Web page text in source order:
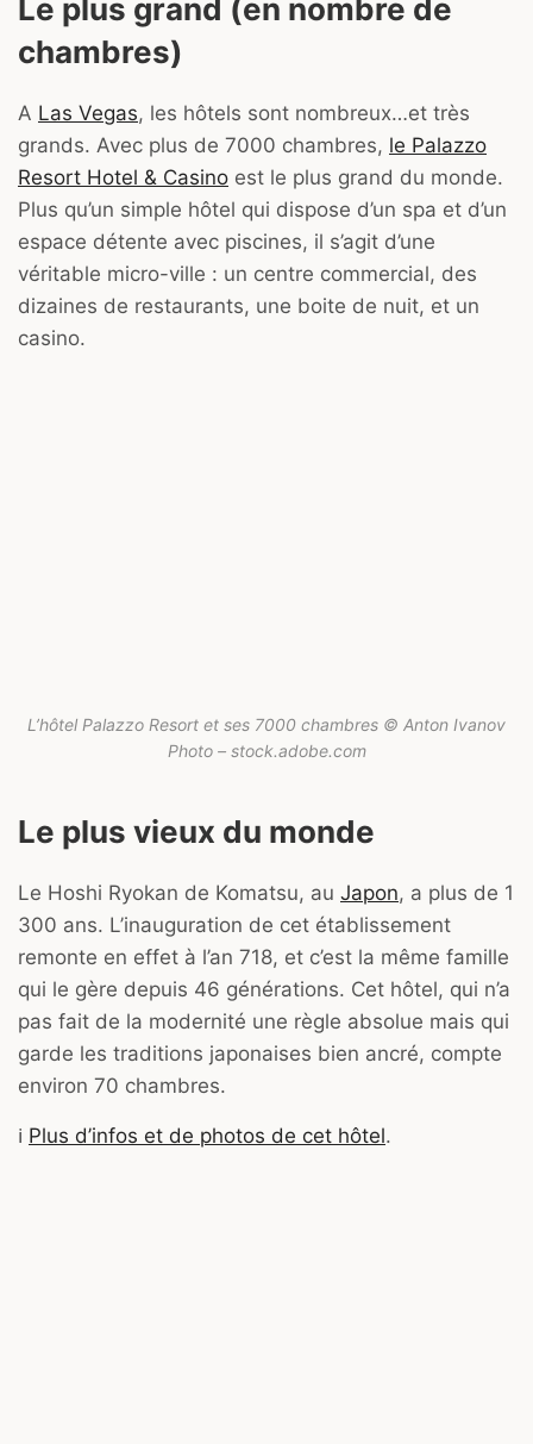
Le plus grand (en nombre de
chambres)
A Las Vegas, les hôtels sont nombreux…et très
grands. Avec plus de 7000 chambres, le Palazzo
Resort Hotel & Casino est le plus grand du monde.
Plus qu’un simple hôtel qui dispose d’un spa et d’un
espace détente avec piscines, il s’agit d’une
véritable micro-ville : un centre commercial, des
dizaines de restaurants, une boite de nuit, et un
casino.
L’hôtel Palazzo Resort et ses 7000 chambres © Anton Ivanov
Photo – stock.adobe.com
Le plus vieux du monde
Le Hoshi Ryokan de Komatsu, au Japon, a plus de 1
300 ans. L’inauguration de cet établissement
remonte en effet à l’an 718, et c’est la même famille
qui le gère depuis 46 générations. Cet hôtel, qui n’a
pas fait de la modernité une règle absolue mais qui
garde les traditions japonaises bien ancré, compte
environ 70 chambres.
ℹ️ Plus d’infos et de photos de cet hôtel.